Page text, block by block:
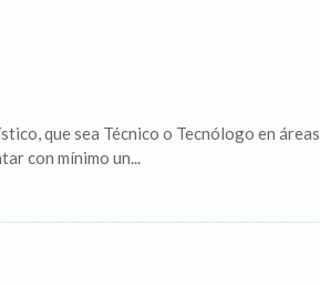
que sea Técnico o Tecnólogo en áreas
con mínimo un...